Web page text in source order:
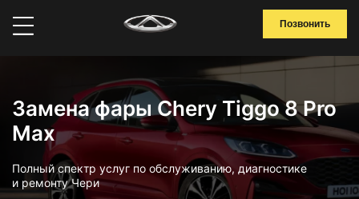
Позвонить
Замена фары Chery Tiggo 8 Pro
Max
Полный спектр услуг по обслуживанию, диагностике
и ремонту Чери